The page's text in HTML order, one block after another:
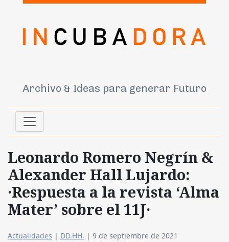
Archivo & Ideas para generar Futuro
Leonardo Romero Negrín &
Alexander Hall Lujardo:
·Respuesta a la revista ‘Alma
Mater’ sobre el 11J·
Actualidades | DD.HH. | 9 de septiembre de 2021